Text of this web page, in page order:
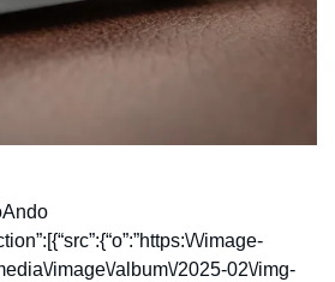
\/image-
image\/album\/2025-02\/img-